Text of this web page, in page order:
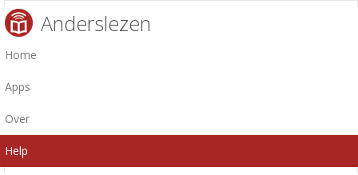
Anderslezen
Home
Apps
Over
Help